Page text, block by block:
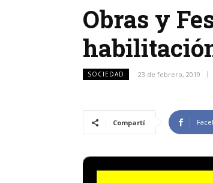
Obras y
SOCIEDAD 23 de febrero, 2019
Compartí